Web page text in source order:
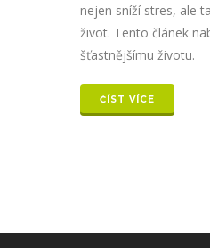
nejen sníží stres, ale
život. Tento článek
šťastnějšímu životu.
ČÍST VÍCE